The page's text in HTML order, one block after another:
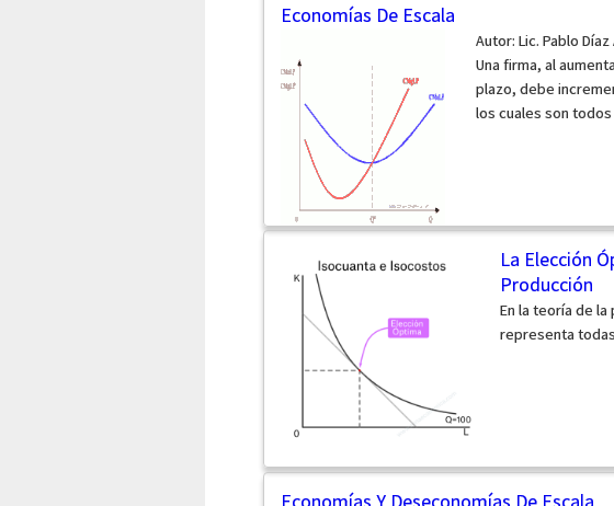
Economías De Escala
Autor: Lic. Pablo
Una firma, al
plazo, debe
los cuales son todos
La Elección
Producción
En la teoría de
representa